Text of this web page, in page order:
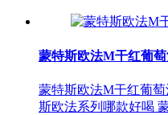
蒙特斯欧法M干红葡
蒙特斯欧法M干红葡
斯欧法系列哪款好喝